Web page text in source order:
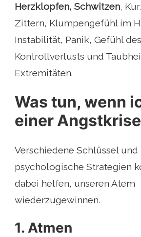
Herzklopfen, Schwitzen,
Zittern, Klumpengefühl im
Instabilität, Panik, Gefühl des
Kontrollverlusts und
Extremitäten.
Was tun, wenn
einer
Verschiedene Schlüssel und
psychologische Strategien
dabei helfen, unseren Atem
wiederzugewinnen.
1. Atmen